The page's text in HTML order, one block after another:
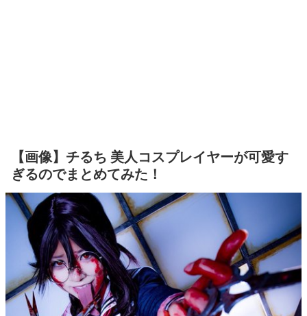
【画像】チるち 美人コスプレイヤーが可愛す
ぎるのでまとめてみた！